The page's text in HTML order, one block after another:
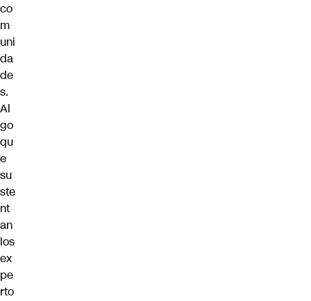
co
m
uni
da
de
s.
Al
go
qu
e
su
ste
nt
an
los
ex
pe
rto